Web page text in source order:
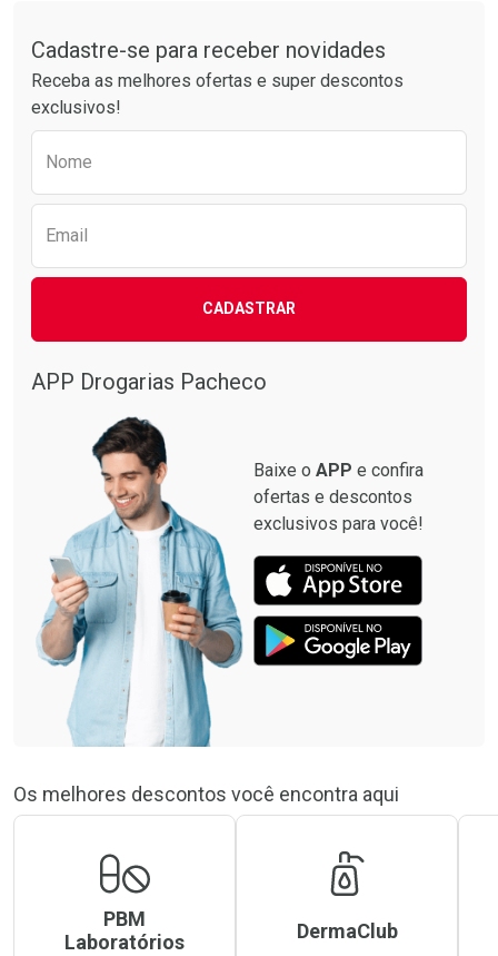
Por R$ 28,79/cada
Por R$ 61,55/cada
Cadastre-se para receber novidades
Receba as melhores ofertas e super descontos
exclusivos!
Nome
Email
CADASTRAR
APP Drogarias Pacheco
Baixe o APP e confira
ofertas e descontos
exclusivos para você!
Os melhores descontos você encontra aqui
PBM
Laboratórios
DermaClub